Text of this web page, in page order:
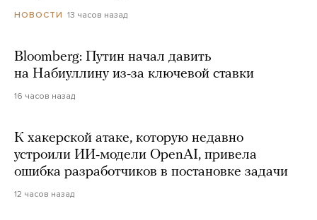
НОВОСТИ 13 часов назад
Bloomberg: Путин начал давить
на Набиуллину из-за ключевой ставки
16 часов назад
К хакерской атаке, которую недавно
устроили ИИ-модели OpenAI, привела
ошибка разработчиков в постановке задачи
12 часов назад